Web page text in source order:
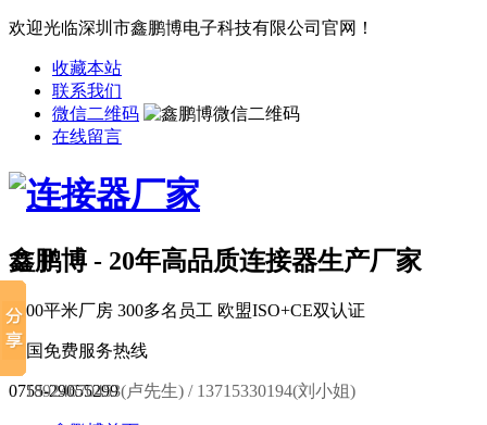
欢迎光临深圳市鑫鹏博电子科技有限公司官网！
收藏本站
联系我们
微信二维码
在线留言
鑫鹏博 - 20年高品质连接器生产厂家
6000平米厂房 300多名员工 欧盟ISO+CE双认证
全国免费服务热线
0755-29055299
18924670453(卢先生) / 13715330194(刘小姐)